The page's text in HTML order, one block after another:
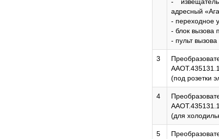
адресный
- переходное
- блок вызова
3
(под розетки
4
(для
5